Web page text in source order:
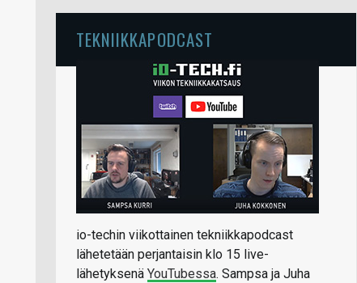
TEKNIIKKAPODCAST
io-techin viikottainen tekniikkapodcast
lähetetään perjantaisin klo 15 live-
lähetyksenä YouTubessa. Sampsa ja Juha